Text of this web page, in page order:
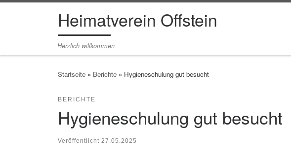
Zum Inhalt springenHeimatverein Offstein
Herzlich willkommen
Startseite » Berichte » Hygieneschulung gut besucht
BERICHTE
Hygieneschulung gut besucht
Veröffentlicht 27.05.2025